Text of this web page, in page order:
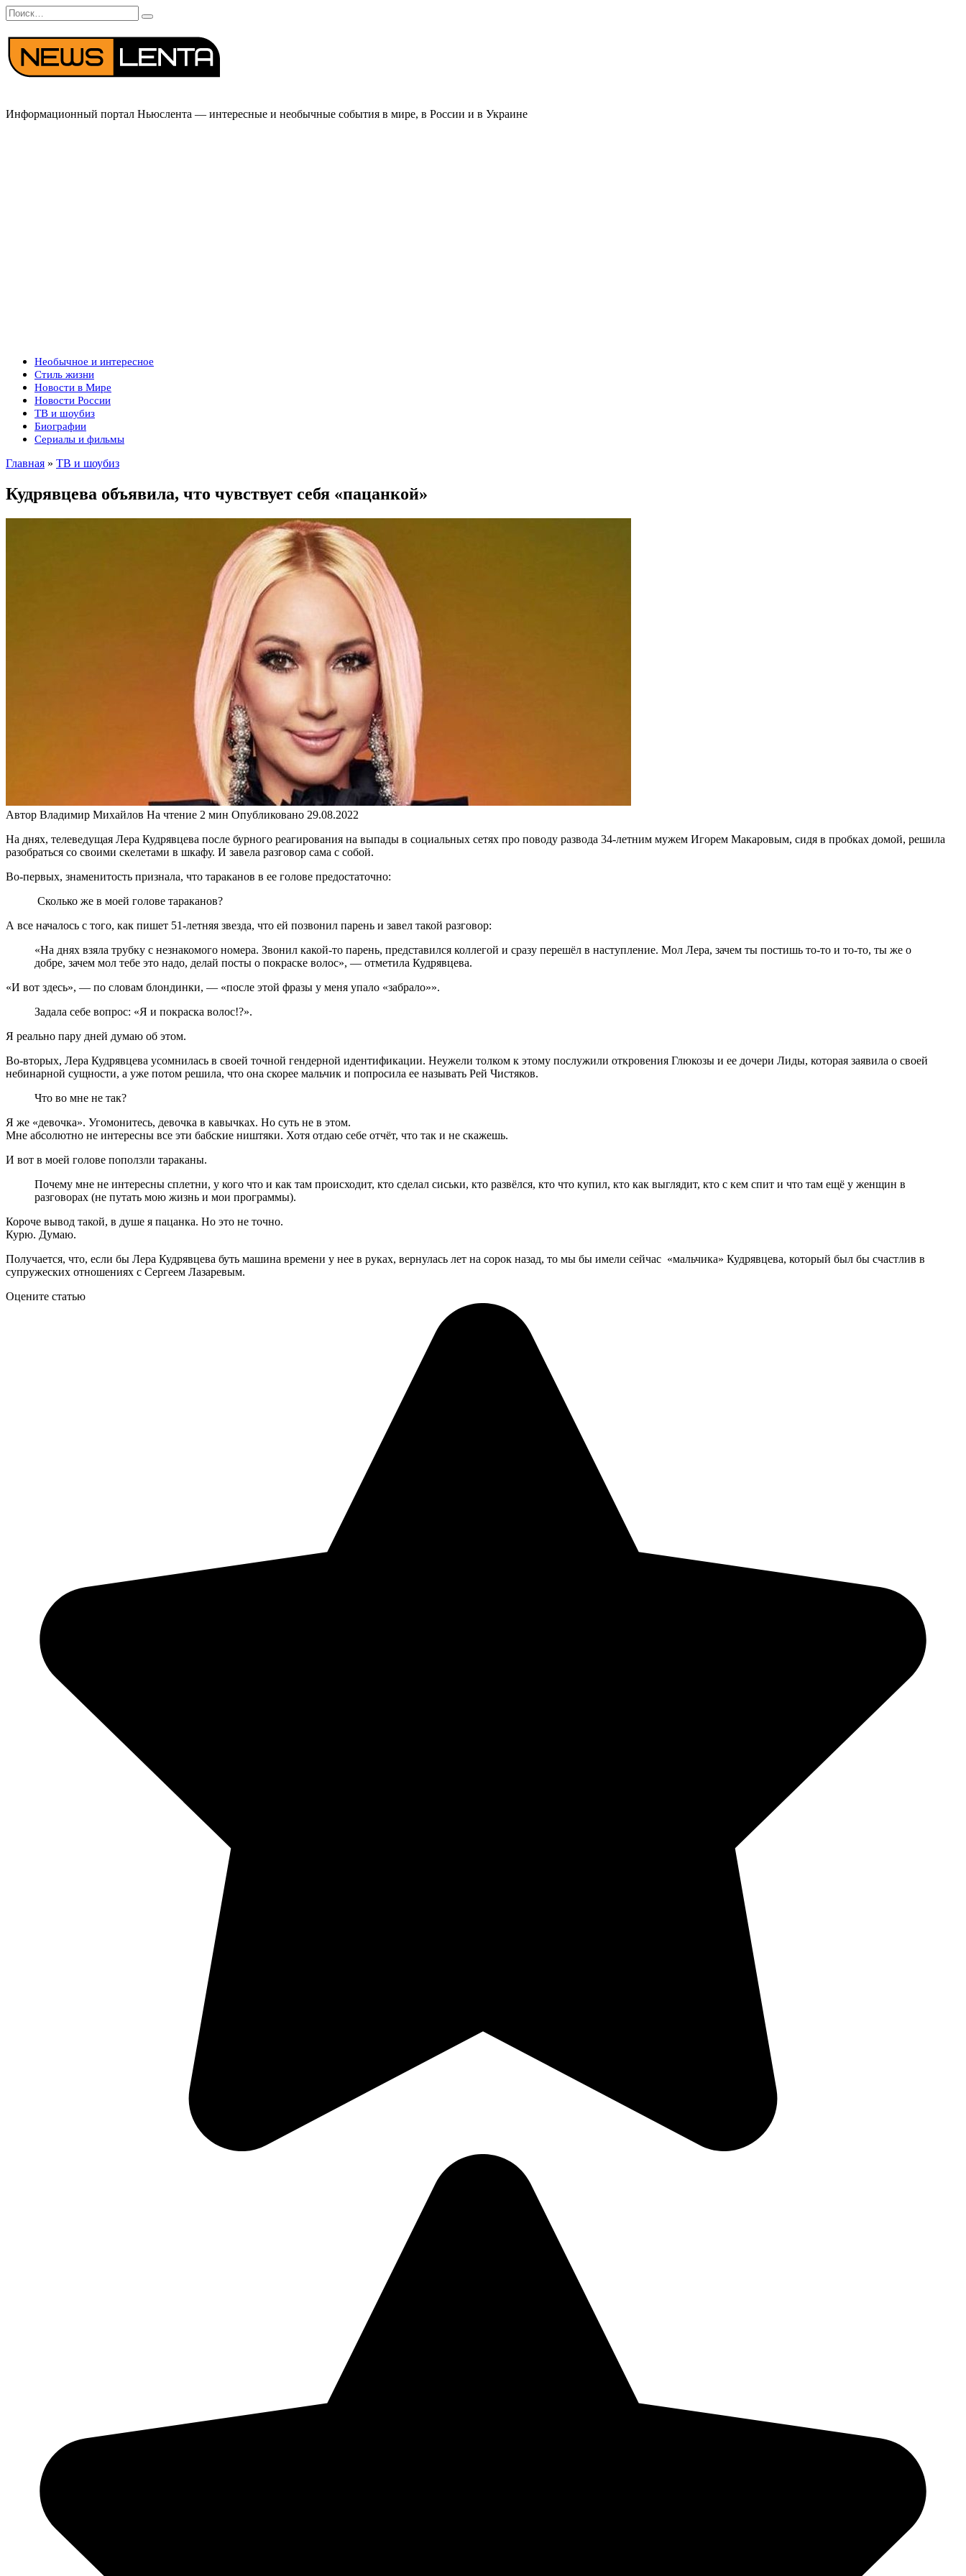
Перейти
к
содержанию
Search
for:
Информационный портал Ньюслента — интересные и необычные события в мире, в России и в Украине
Необычное и интересное
Стиль жизни
Новости в Мире
Новости России
ТВ и шоубиз
Биографии
Сериалы и фильмы
Главная » ТВ и шоубиз
Кудрявцева объявила, что чувствует себя «пацанкой»
Автор Владимир Михайлов На чтение 2 мин Опубликовано 29.08.2022
На днях, телеведущая Лера Кудрявцева после бурного реагирования на выпады в социальных сетях про поводу развода 34-летним мужем Игорем Макаровым, сидя в пробках домой, решила
разобраться со своими скелетами в шкафу. И завела разговор сама с собой.
Во-первых, знаменитость признала, что тараканов в ее голове предостаточно:
Сколько же в моей голове тараканов?
А все началось с того, как пишет 51-летняя звезда, что ей позвонил парень и завел такой разговор:
«На днях взяла трубку с незнакомого номера. Звонил какой-то парень, представился коллегой и сразу перешёл в наступление. Мол Лера, зачем ты постишь то-то и то-то, ты же о
добре, зачем мол тебе это надо, делай посты о покраске волос», — отметила Кудрявцева.
«И вот здесь», — по словам блондинки, — «после этой фразы у меня упало «забрало»».
Задала себе вопрос: «Я и покраска волос!?».
Я реально пару дней думаю об этом.
Во-вторых, Лера Кудрявцева усомнилась в своей точной гендерной идентификации. Неужели толком к этому послужили откровения Глюкозы и ее дочери Лиды, которая заявила о своей
небинарной сущности, а уже потом решила, что она скорее мальчик и попросила ее называть Рей Чистяков.
Что во мне не так?
Я же «девочка». Угомонитесь, девочка в кавычках. Но суть не в этом.
Мне абсолютно не интересны все эти бабские ништяки. Хотя отдаю себе отчёт, что так и не скажешь.
И вот в моей голове поползли тараканы.
Почему мне не интересны сплетни, у кого что и как там происходит, кто сделал сиськи, кто развёлся, кто что купил, кто как выглядит, кто с кем спит и что там ещё у женщин в
разговорах (не путать мою жизнь и мои программы).
Короче вывод такой, в душе я пацанка. Но это не точно.
Курю. Думаю.
Получается, что, если бы Лера Кудрявцева буть машина времени у нее в руках, вернулась лет на сорок назад, то мы бы имели сейчас «мальчика» Кудрявцева, который был бы счастлив в
супружеских отношениях с Сергеем Лазаревым.
Оцените статью